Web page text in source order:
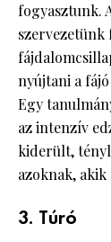
fogyasztunk.
szervezetünk
nyújtani a
Egy
az intenzív
kiderült,
azoknak,
3. Túró